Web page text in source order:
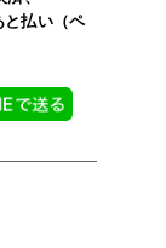
払い（ペ